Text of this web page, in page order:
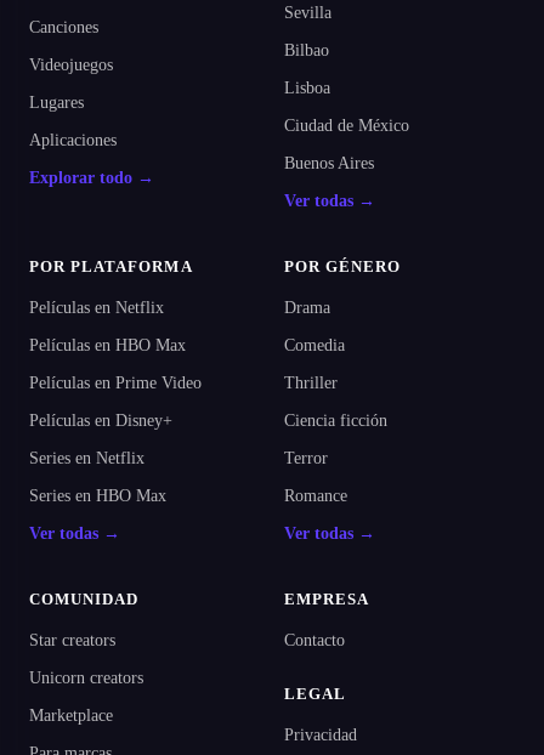
Canciones
Videojuegos
Lugares
Aplicaciones
Explorar todo →
Sevilla
Bilbao
Lisboa
Ciudad de México
Buenos Aires
Ver todas →
POR PLATAFORMA
Películas en Netflix
Películas en HBO Max
Películas en Prime Video
Películas en Disney+
Series en Netflix
Series en HBO Max
Ver todas →
POR GÉNERO
Drama
Comedia
Thriller
Ciencia ficción
Terror
Romance
Ver todas →
COMUNIDAD
Star creators
Unicorn creators
Marketplace
EMPRESA
Contacto
LEGAL
Privacidad